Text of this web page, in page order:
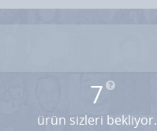
7
ürün sizleri bekliyor.